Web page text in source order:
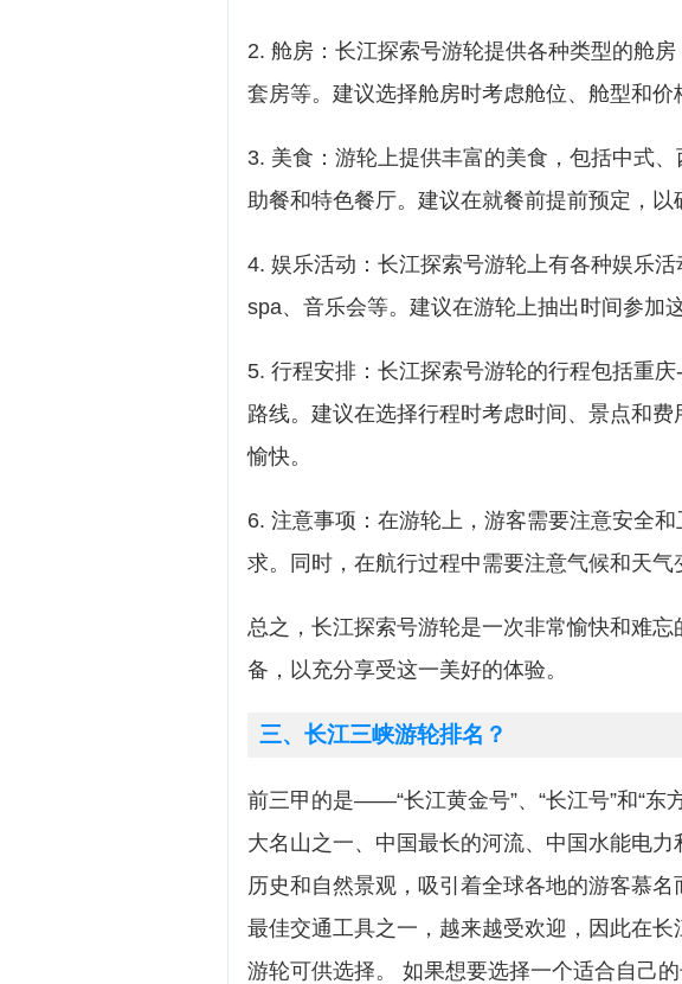
2. 舱房：长江探索号游轮提供各种类型的舱
套房等。建议选择舱房时考虑舱位、舱型和价
3. 美食：游轮上提供丰富的美食，包括中式
助餐和特色餐厅。建议在就餐前提前预定，以
4. 娱乐活动：长江探索号游轮上有各种娱乐活
spa、音乐会等。建议在游轮上抽出时间参加
5. 行程安排：长江探索号游轮的行程包括重
路线。建议在选择行程时考虑时间、景点和
愉快。
6. 注意事项：在游轮上，游客需要注意安全
求。同时，在航行过程中需要注意气候和天气
总之，长江探索号游轮是一次非常愉快和难
备，以充分享受这一美好的体验。
三、长江三峡游轮排名？
前三甲的是——“长江黄金号”、“长江号”和“东
大名山之一、中国最长的河流、中国水能电
历史和自然景观，吸引着全球各地的游客慕
最佳交通工具之一，越来越受欢迎，因此在
游轮可供选择。 如果想要选择一个适合自己